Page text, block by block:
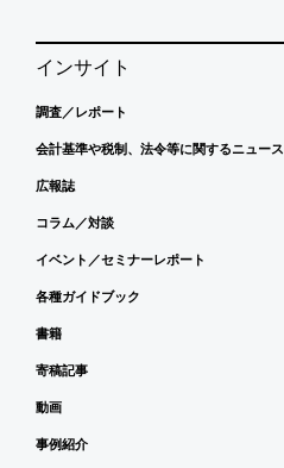
インサイト
調査／レポート
会計基準や税制、法令等に関するニュース
広報誌
コラム／対談
イベント／セミナーレポート
各種ガイドブック
書籍
寄稿記事
動画
事例紹介